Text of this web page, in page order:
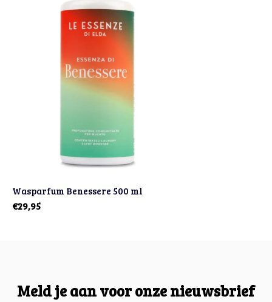
Wasparfum Benessere 500 ml
€29,95
Meld je aan voor onze nieuwsbrief